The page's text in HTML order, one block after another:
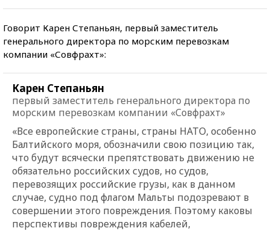
Говорит Карен Степаньян, первый заместитель
генерального директора по морским перевозкам
компании «Совфрахт»:
Карен Степаньян
первый заместитель генерального директора по
морским перевозкам компании «Совфрахт»
«Все европейские страны, страны НАТО, особенно
Балтийского моря, обозначили свою позицию так,
что будут всячески препятствовать движению не
обязательно российских судов, но судов,
перевозящих российские грузы, как в данном
случае, судно под флагом Мальты подозревают в
совершении этого повреждения. Поэтому каковы
перспективы повреждения кабелей,